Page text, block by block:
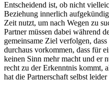
Entscheidend ist, ob nicht
Beziehung innerlich
Zeit nutzt, um nach Wegen zu
Partner müssen dabei während
gemeinsame Ziel verfolgen,
durchaus vorkommen, dass für
keinen Sinn mehr macht und er
recht zu der Erkenntnis kommt,
hat die Partnerschaft selbst